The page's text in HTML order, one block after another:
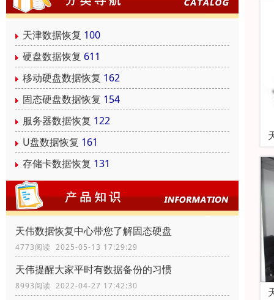
天津数据恢复 100
硬盘数据恢复 611
移动硬盘数据恢复 162
固态硬盘数据恢复 154
服务器数据恢复 122
U盘数据恢复 161
存储卡数据恢复 131
天伟数据恢复中心带您了解固态硬盘
4773阅读 2025-05-13 17:29:29
天伟提醒大家平时有数据备份的习惯
8993阅读 2022-04-27 17:42:30